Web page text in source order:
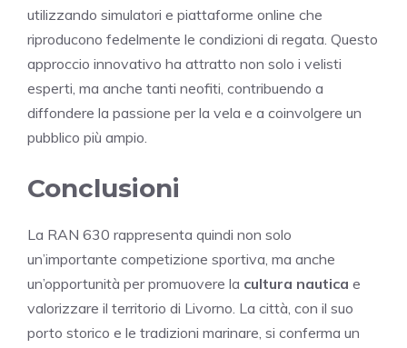
utilizzando simulatori e piattaforme online che
riproducono fedelmente le condizioni di regata. Questo
approccio innovativo ha attratto non solo i velisti
esperti, ma anche tanti neofiti, contribuendo a
diffondere la passione per la vela e a coinvolgere un
pubblico più ampio.
Conclusioni
La RAN 630 rappresenta quindi non solo
un’importante competizione sportiva, ma anche
un’opportunità per promuovere la cultura nautica e
valorizzare il territorio di Livorno. La città, con il suo
porto storico e le tradizioni marinare, si conferma un